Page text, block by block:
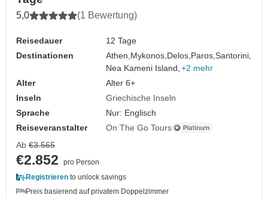
5,0 (1 Bewertung)
Reisedauer
12 Tage
Destinationen
Athen, Mykonos, Delos, Paros,Santorini,
Nea Kameni Island, +2 mehr
Alter
Alter 6+
Inseln
Griechische Inseln
Sprache
Nur: Englisch
Reiseveranstalter
On The Go Tours
Ab €3.565
€2.852
pro Person
Registrieren to unlock savings
Preis basierend auf privatem Doppelzimmer